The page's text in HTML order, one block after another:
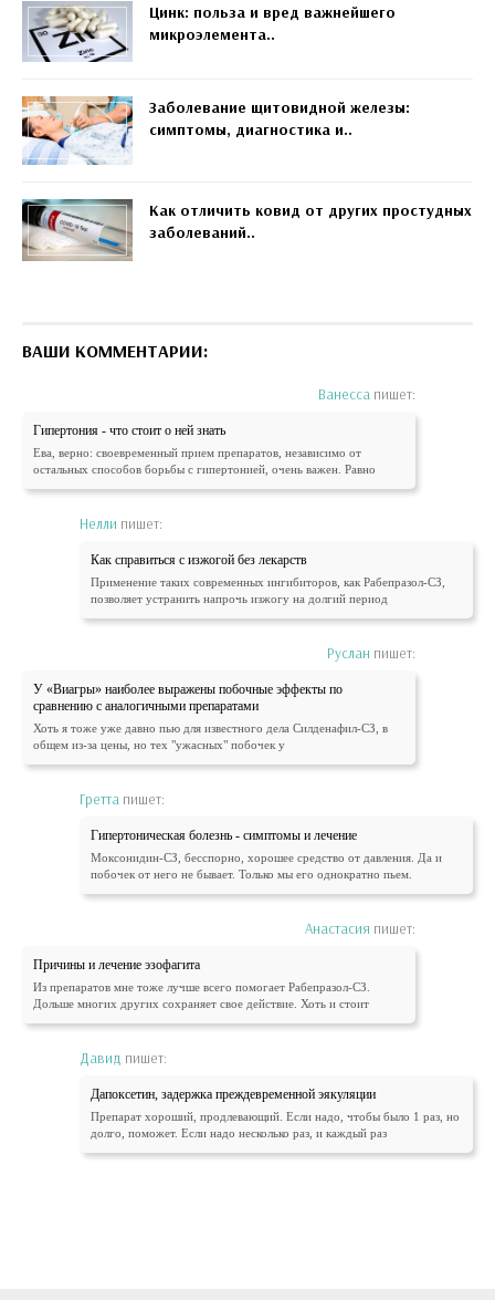
Цинк: польза и вред важнейшего
микроэлемента..
Заболевание щитовидной железы:
симптомы, диагностика и..
Как отличить ковид от других простудных
заболеваний..
ВАШИ КОММЕНТАРИИ:
Ванесса пишет:
Гипертония - что стоит о ней знать
Ева, верно: своевременный прием препаратов, независимо от
остальных способов борьбы с гипертонией, очень важен. Равно
Нелли пишет:
Как справиться с изжогой без лекарств
Применение таких современных ингибиторов, как Рабепразол-СЗ,
позволяет устранить напрочь изжогу на долгий период
Руслан пишет:
У «Виагры» наиболее выражены побочные эффекты по
сравнению с аналогичными препаратами
Хоть я тоже уже давно пью для известного дела Силденафил-СЗ, в
общем из-за цены, но тех "ужасных" побочек у
Гретта пишет:
Гипертоническая болезнь - симптомы и лечение
Моксонидин-СЗ, бесспорно, хорошее средство от давления. Да и
побочек от него не бывает. Только мы его однократно пьем.
Анастасия пишет:
Причины и лечение эзофагита
Из препаратов мне тоже лучше всего помогает Рабепразол-СЗ.
Дольше многих других сохраняет свое действие. Хоть и стоит
Давид пишет:
Дапоксетин, задержка преждевременной эякуляции
Препарат хороший, продлевающий. Если надо, чтобы было 1 раз, но
долго, поможет. Если надо несколько раз, и каждый раз